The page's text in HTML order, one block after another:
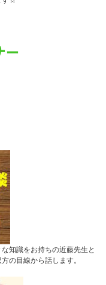
知識をお持ちの近藤先生と
の目線から話します。